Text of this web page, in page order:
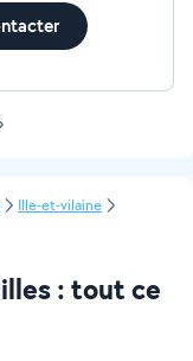
Ille-et-vilaine
: tout ce